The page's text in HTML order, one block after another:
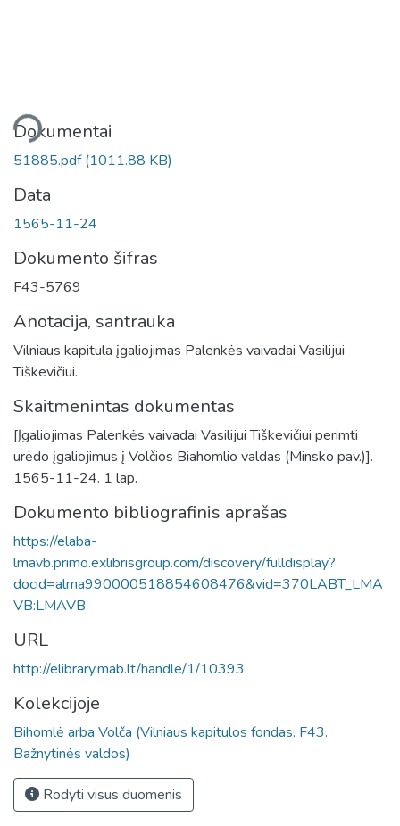
Dokumentai
51885.pdf(1011.88 KB)
Data
1565-11-24
Dokumento šifras
F43-5769
Anotacija, santrauka
Vilniaus kapitula įgaliojimas Palenkės vaivadai Vasilijui
Tiškevičiui.
Skaitmenintas dokumentas
[Įgaliojimas Palenkės vaivadai Vasilijui Tiškevičiui perimti
urėdo įgaliojimus į Volčios Biahomlio valdas (Minsko pav.)].
1565-11-24. 1 lap.
Dokumento bibliografinis aprašas
https://elaba-
lmavb.primo.exlibrisgroup.com/discovery/fulldisplay?
docid=alma990000518854608476&vid=370LABT_LMA
VB:LMAVB
URL
http://elibrary.mab.lt/handle/1/10393
Kolekcijoje
Bihomlė arba Volča (Vilniaus kapitulos fondas. F43.
Bažnytinės valdos)
Rodyti visus duomenis